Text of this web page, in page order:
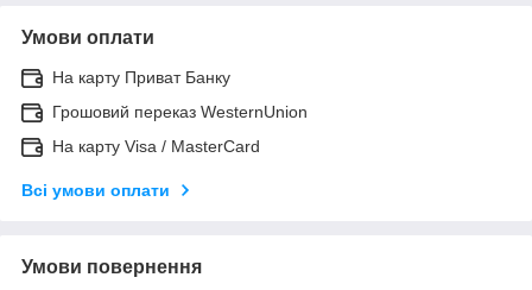
Умови оплати
На карту Приват Банку
Грошовий переказ WesternUnion
На карту Visa / MasterCard
Всі умови оплати
Умови повернення